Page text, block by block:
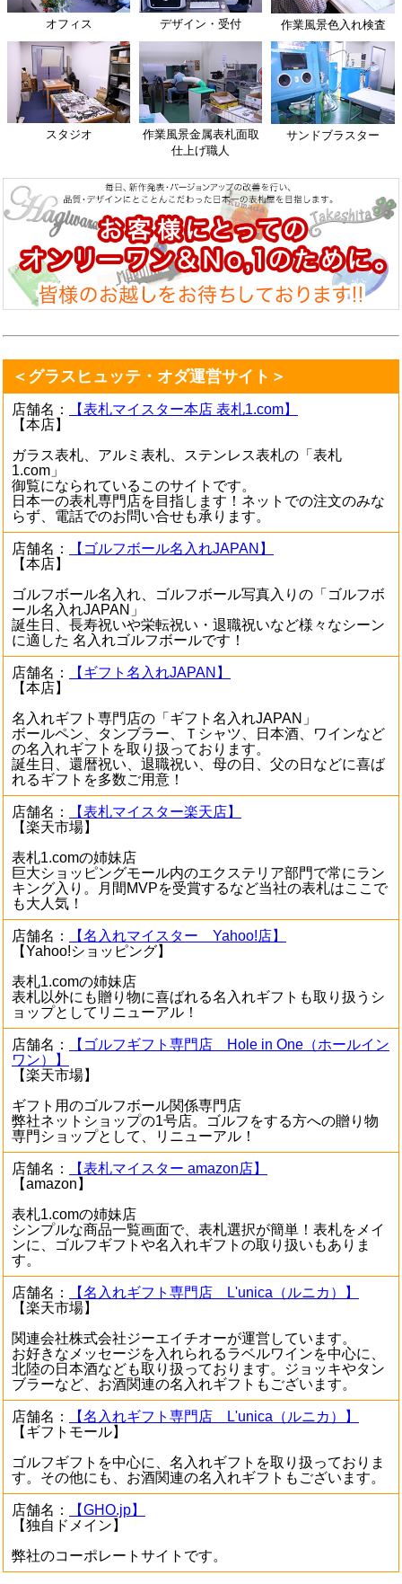
オフィス デザイン・受付 作業風景色入れ検査
スタジオ
作業風景金属表札面取
仕上げ職人
サンドブラスター
＜グラスヒュッテ・オダ運営サイト＞
店舗名：
【表札マイスター本店 表札1.com】
【本店】
ガラス表札、アルミ表札、ステンレス表札の「表札
1.com」
御覧になられているこのサイトです。
日本一の表札専門店を目指します！ネットでの注文のみな
らず、電話でのお問い合せも承ります。
店舗名：
【ゴルフボール名入れJAPAN】
【本店】
ゴルフボール名入れ、ゴルフボール写真入りの「ゴルフボ
ール名入れJAPAN」
誕生日、長寿祝いや栄転祝い・退職祝いなど様々なシーン
に適した 名入れゴルフボールです！
店舗名：
【ギフト名入れJAPAN】
【本店】
名入れギフト専門店の「ギフト名入れJAPAN」
ボールペン、タンブラー、Ｔシャツ、日本酒、ワインなど
の名入れギフトを取り扱っております。
誕生日、還暦祝い、退職祝い、母の日、父の日などに喜ば
れるギフトを多数ご用意！
店舗名：
【表札マイスター楽天店】
【楽天市場】
表札1.comの姉妹店
巨大ショッピングモール内のエクステリア部門で常にラン
キング入り。月間MVPを受賞するなど当社の表札はここで
も大人気！
店舗名：
【名入れマイスター Yahoo!店】
【Yahoo!ショッピング】
表札1.comの姉妹店
表札以外にも贈り物に喜ばれる名入れギフトも取り扱うシ
ョップとしてリニューアル！
店舗名：
【ゴルフギフト専門店 Hole in One（ホールイン
ワン）】
【楽天市場】
ギフト用のゴルフボール関係専門店
弊社ネットショップの1号店。ゴルフをする方への贈り物
専門ショップとして、リニューアル！
店舗名：
【表札マイスター amazon店】
【amazon】
表札1.comの姉妹店
シンプルな商品一覧画面で、表札選択が簡単！表札をメイ
ンに、ゴルフギフトや名入れギフトの取り扱いもありま
す。
店舗名：
【名入れギフト専門店 L'unica（ルニカ）】
【楽天市場】
関連会社株式会社ジーエイチオーが運営しています。
お好きなメッセージを入れられるラベルワインを中心に、
北陸の日本酒なども取り扱っております。ジョッキやタン
ブラーなど、お酒関連の名入れギフトもございます。
店舗名：
【名入れギフト専門店 L'unica（ルニカ）】
【ギフトモール】
ゴルフギフトを中心に、名入れギフトを取り扱っておりま
す。その他にも、お酒関連の名入れギフトもございます。
店舗名：
【GHO.jp】
【独自ドメイン】
弊社のコーポレートサイトです。